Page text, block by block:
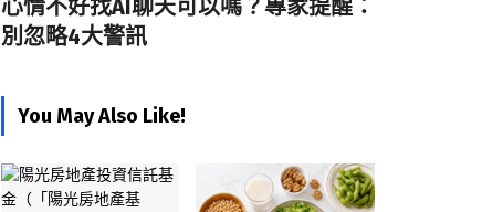
心情不好找AI聊天可以嗎？專家提醒：
別忽略4大警訊
You May Also Like!